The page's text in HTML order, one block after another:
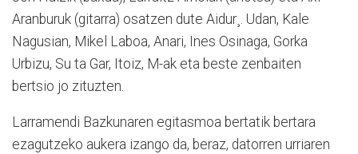
Aranburuk (gitarra) osatzen dute Aidur¸. Udan, Kale
Nagusian, Mikel Laboa, Anari, Ines Osinaga, Gorka
Urbizu, Su ta Gar, Itoiz, M-ak eta beste zenbaiten
bertsio jo zituzten.
Larramendi Bazkunaren egitasmoa bertatik bertara
ezagutzeko aukera izango da, beraz, datorren urriaren